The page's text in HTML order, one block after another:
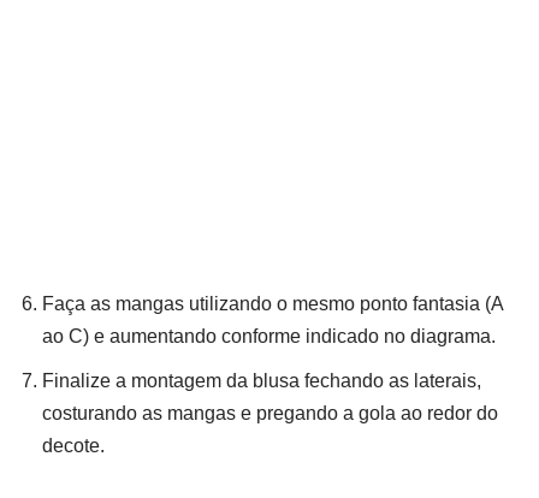
Faça as mangas utilizando o mesmo ponto fantasia (A
ao C) e aumentando conforme indicado no diagrama.
Finalize a montagem da blusa fechando as laterais,
costurando as mangas e pregando a gola ao redor do
decote.